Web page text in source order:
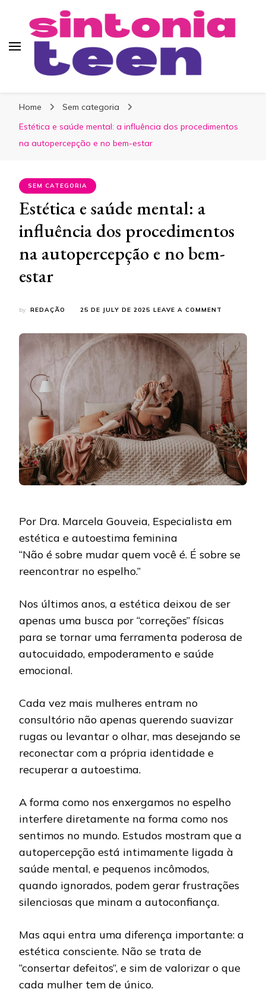
Home
Sem categoria
Estética e saúde mental: a influência dos procedimentos
na autopercepção e no bem-estar
SEM CATEGORIA
Estética e saúde mental: a
influência dos procedimentos
na autopercepção e no bem-
estar
by REDAÇÃO 25 DE JULY DE 2025 LEAVE A COMMENT
SAÚDE
MENTAL:
A
INFLUÊNCIA
DOS
NA
E
NO
BEM-
ESTAR
Por Dra. Marcela Gouveia, Especialista em
estética e autoestima feminina
“Não é sobre mudar quem você é. É sobre se
reencontrar no espelho.”
Nos últimos anos, a estética deixou de ser
apenas uma busca por “correções” físicas
para se tornar uma ferramenta poderosa de
autocuidado, empoderamento e saúde
emocional.
Cada vez mais mulheres entram no
consultório não apenas querendo suavizar
rugas ou levantar o olhar, mas desejando se
reconectar com a própria identidade e
recuperar a autoestima.
A forma como nos enxergamos no espelho
interfere diretamente na forma como nos
sentimos no mundo. Estudos mostram que a
autopercepção está intimamente ligada à
saúde mental, e pequenos incômodos,
quando ignorados, podem gerar frustrações
silenciosas que minam a autoconfiança.
Mas aqui entra uma diferença importante: a
estética consciente. Não se trata de
“consertar defeitos”, e sim de valorizar o que
cada mulher tem de único.